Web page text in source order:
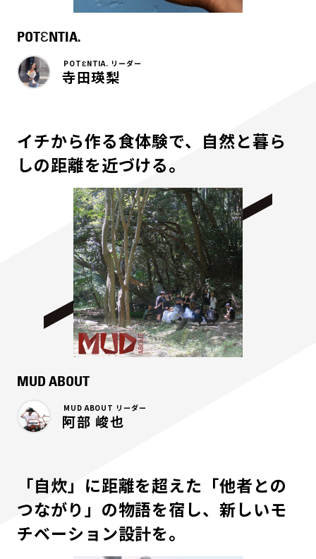
POTƐNTIA.
POTƐNTIA. リーダー
寺田瑛梨
イチから作る食体験で、自然と暮ら
しの距離を近づける。
MUD ABOUT
MUD ABOUT リーダー
阿部 峻也
「自炊」に距離を超えた「他者との
つながり」の物語を宿し、新しいモ
チベーション設計を。